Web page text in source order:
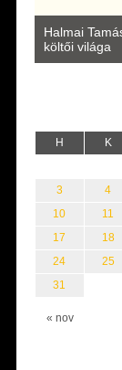
Halmai
költői világa
H K
« nov
3
4
10
11
17
18
24
25
31